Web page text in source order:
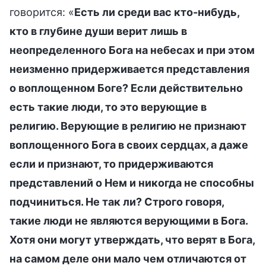
говорится: «Есть ли среди вас кто-нибудь,
кто в глубине души верит лишь в
неопределенного Бога на небесах и при этом
неизменно придерживается представления
о воплощенном Боге? Если действительно
есть такие люди, то это верующие в
религию. Верующие в религию не признают
воплощенного Бога в своих сердцах, а даже
если и признают, то придерживаются
представлений о Нем и никогда не способны
подчиниться. Не так ли? Строго говоря,
такие люди не являются верующими в Бога.
Хотя они могут утверждать, что верят в Бога,
на самом деле они мало чем отличаются от